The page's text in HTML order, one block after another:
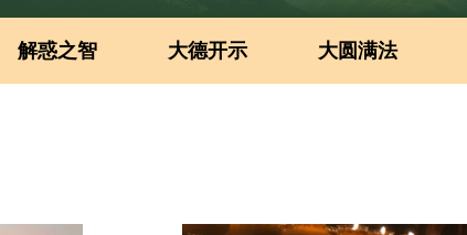
解惑之智 大德开示 大圆满法